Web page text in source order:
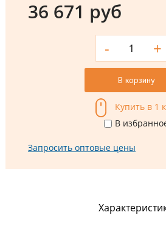
36 671 руб
- +
В корзину
Купить в 1
В
Запросить оптовые цены